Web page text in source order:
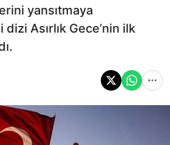
yansıtmaya
dizi Asırlık Gece’nin ilk